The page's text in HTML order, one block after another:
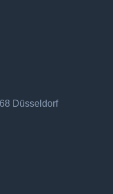
Düsseldorf